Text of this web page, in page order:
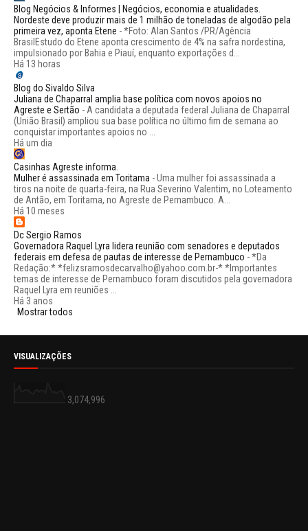
Blog Negócios & Informes | Negócios, economia e atualidades.
Nordeste deve produzir mais de 1 milhão de toneladas de algodão pela
primeira vez, aponta Etene -*Foto: Alan Santos /PR/Agência
BrasilEstudo do Etene aponta crescimento de 4% na safra nordestina,
impulsionado por Bahia e Piauí, enquanto exportações d...
Há 13 horas
Blog do Sivaldo Silva
Juliana de Chaparral amplia base política com novos apoios no
Agreste e Sertão -A candidata a deputada federal Juliana de Chaparral
(União Brasil) ampliou sua base política no último fim de semana ao
conquistar importantes apoios no ...
Há um dia
Casinhas Agreste informa.
Mulher é assassinada em Toritama -Uma mulher foi assassinada a
tiros na noite de quarta-feira, na Rua Severino Valentim, no Loteamento
de Antão, em Toritama, no Agreste de Pernambuco. A...
Há 10 meses
Dc Sergio Ramos
Governadora Raquel Lyra lidera reunião com senadores e deputados
federais em defesa de pautas de interesse de Pernambuco -*Da
Redação:* *felizsramosdecarvalho@yahoo.com.br-* *Importantes
temas de interesse de Pernambuco foram discutidos pela governadora
Raquel Lyra em reuniões ...
Há 3 anos
Mostrar todos
VISUALIZAÇÕES
3,074,996